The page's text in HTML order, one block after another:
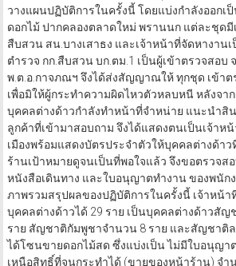
วางแผนปฏิบัติการในครั้งนี้ โดยแบ่งกำลังออกเ
ดอกไม้ ปากคลองตลาดใหม่ พรานนก แต่ละชุดมี
สืบสวน สน.บางเสาธง และเจ้าหน้าที่จัดหางาน
ตำรวจ กก.สืบสวน บก.ตม.1 เป็นผู้เข้าตรวจสอบ
พ.ต.อ.กาจภณฯ จึงได้ส่งสัญญาณให้ ทุกชุด เข้า
เพื่อมิให้ผู้กระทำความผิดไหวตัวหลบหนี หลังจา
บุคคลต่างด้าวกำลังทำหน้าที่จำหน่าย แนะนำสิ
ลูกค้าที่เข้ามาสอบถาม จึงได้แสดงตนเป็นเจ้าห
เมืองพร้อมแสดงบัตรประจำตัวให้บุคคลต่างด้า
ร้านเป้าหมายดูจนเป็นที่พอใจแล้ว จึงขอตรวจส
หนังสือเดินทาง และใบอนุญาตทำงาน ของพนัก
ภาพรวมสรุปผลของปฏิบัติการในครั้งนี้ เจ้าหน้า
บุคคลต่างด้าวได้ 29 ราย เป็นบุคคลต่างด้าวสัญ
ราย สัญชาติกัมพูชาจำนวน 8 ราย และสัญชาติล
ได้โซนขายดอกไม้สด ซึ่งแบ่งเป็น ไม่มีใบอนุญา
เหนือสิทธิ์ที่จนกระทำได้ (ขายของหน้าร้าน) จ